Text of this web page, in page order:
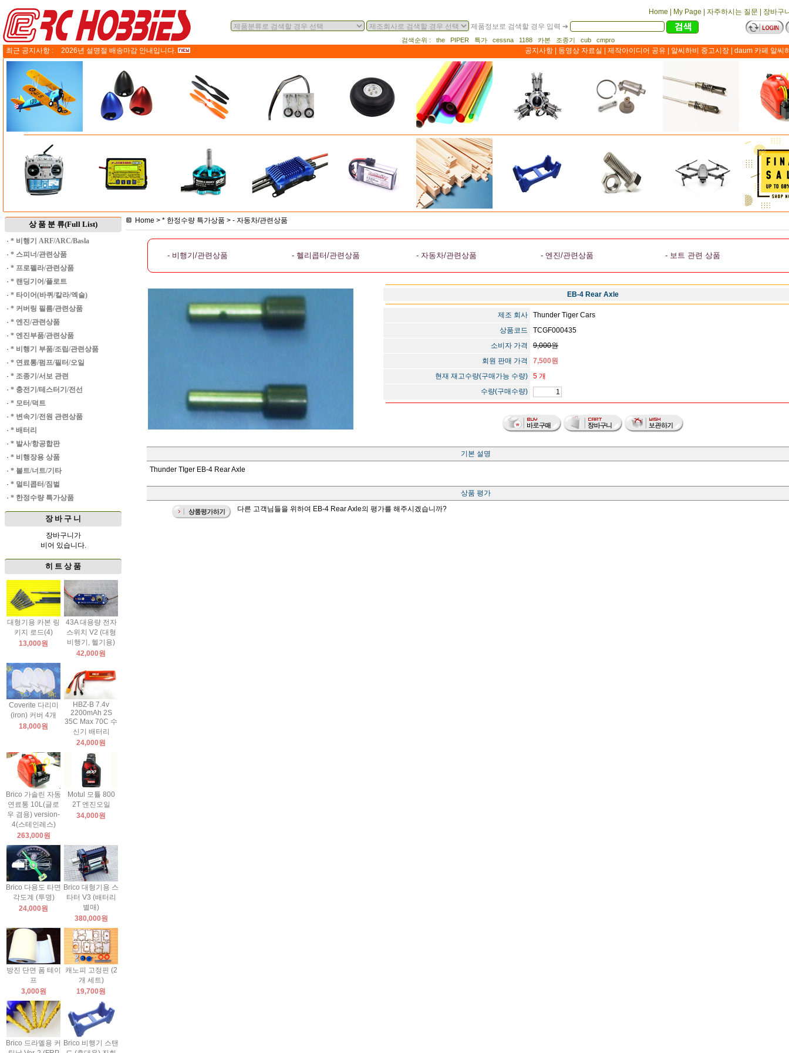
Home My Page 자주하시는 질문
장바구
제품정보로 검색할 경우 입력 ➔
검색순위 : the PIPER 특가 cessna 1188 카본 조종기 cub cmpro
최근 공지사항 : 2026년 설명절 배송마감 안내입니다. 공지사항 동영상 자료실 제작아이디어 공유 알씨하비 중고시장 daum 카페 알씨
상 품 분 류(Full List)
· * 비행기 ARF/ARC/Basla
· * 스피너/관련상품
· * 프로펠라/관련상품
· * 랜딩기어/플로트
· * 타이어(바퀴/칼라/엑슬)
· * 커버링 필름/관련상품
· * 엔진/관련상품
· * 엔진부품/관련상품
· * 비행기 부품/조립/관련상품
· * 연료통/펌프/필터/오일
· * 조종기/서보 관련
· * 충전기/테스터기/전선
· * 모터/덕트
· * 변속기/전원 관련상품
· * 배터리
· * 발사/항공합판
· * 비행장용 상품
· * 볼트/너트/기타
· * 멀티콥터/짐벌
· * 한정수량 특가상품
장 바 구 니
장바구니가
비어 있습니다.
히 트 상 품
대형기용 카본 링
키지 로드(4)
13,000원
43A 대용량 전자
스위치 V2 (대형
비행기, 헬기용)
42,000원
Coverite 다리미
(iron) 커버 4개
18,000원
HBZ-B 7.4v
2200mAh 2S
35C Max 70C 수
신기 배터리
24,000원
Brico 가솔린 자동
연료통 10L(글로
우 겸용) version-
4(스테인레스)
263,000원
Motul 모튤 800
2T 엔진오일
34,000원
Brico 다용도 타면
각도계 (투명)
24,000원
Brico 대형기용 스
타터 V3 (배터리
별매)
380,000원
방진 단면 폼 테이
프
3,000원
캐노피 고정핀 (2
개 세트)
19,700원
Brico 드라멜용 커
Brico 비행기 스탠
Home > * 한정수량 특가상품 > - 자동차/관련상품
- 비행기/관련상품 - 헬리콥터/관련상품 - 자동차/관련상품 - 엔진/관련상품 - 보트 관련 상품
EB-4 Rear Axle
제조 회사
Thunder Tiger Cars
상품코드
TCGF000435
소비자 가격
9,000원
회원 판매 가격
7,500원
현재 재고수량(구매가능 수량)
5 개
수량(구매수량)
기본 설명
Thunder TIger EB-4 Rear Axle
상품 평가
다른 고객님들을 위하여 EB-4 Rear Axle의 평가를 해주시겠습니까?